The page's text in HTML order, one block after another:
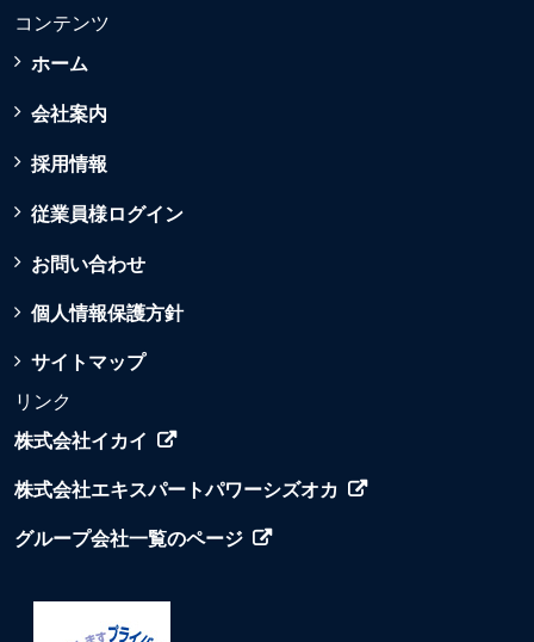
コンテンツ
ホーム
会社案内
採用情報
従業員様ログイン
お問い合わせ
個人情報保護方針
サイトマップ
リンク
株式会社イカイ
株式会社エキスパートパワーシズオカ
グループ会社一覧のページ